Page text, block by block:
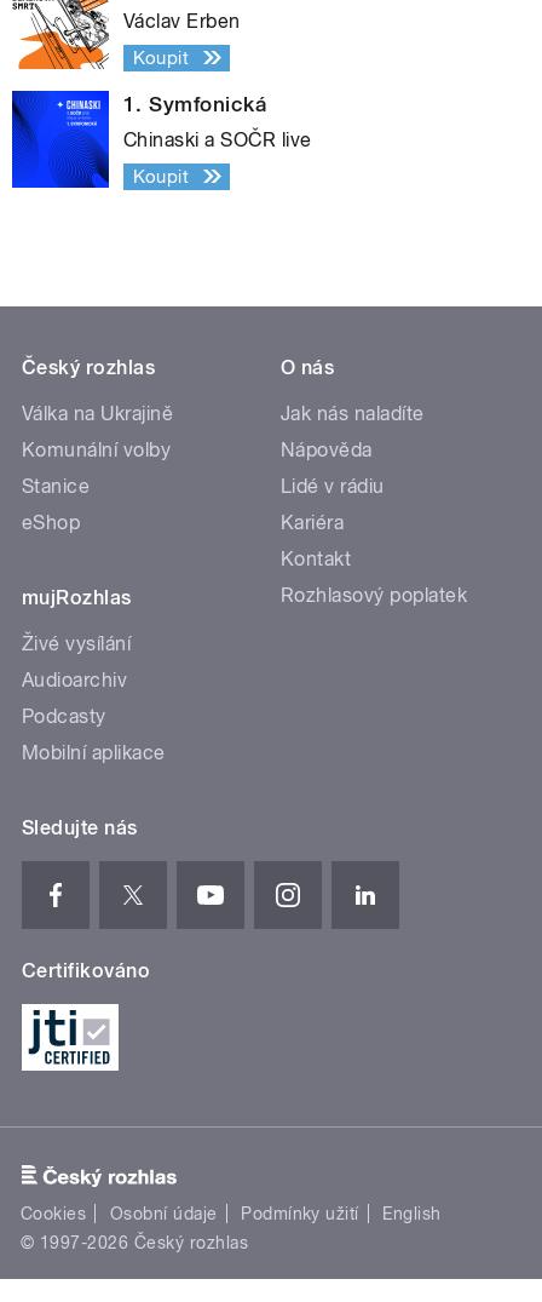
Václav Erben
Koupit
1. Symfonická
Chinaski a SOČR live
Koupit
Český rozhlas
Válka na Ukrajině
Komunální volby
Stanice
eShop
mujRozhlas
Živé vysílání
Audioarchiv
Podcasty
Mobilní aplikace
O nás
Jak nás naladíte
Nápověda
Lidé v rádiu
Kariéra
Kontakt
Rozhlasový poplatek
Sledujte nás
Certifikováno
Cookies Osobní údaje Podmínky užití
English
© 1997-2026 Český rozhlas